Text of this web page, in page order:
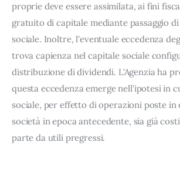
proprie deve essere assimilata, ai fini
gratuito di capitale mediante passaggio
sociale. Inoltre, l'eventuale eccedenza
trova capienza nel capitale sociale
distribuzione di dividendi. L'Agenzia ha
questa eccedenza emerge nell'ipotesi in
sociale, per effetto di operazioni poste in
società in epoca antecedente, sia già
parte da utili pregressi.